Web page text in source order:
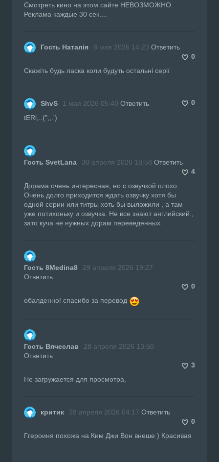
Смотреть кино на этом сайте НЕВОЗМОЖНО.
Реклама каждые 30 сек....
Гость Наталія 8 мая 2026 14:23 Ответить
0
Скажіть будь ласка коли будуть остальні серії
ShvS 1 мая 2026 05:40 Ответить
0
tERl,..(",,.')
Гость SvetLana 30 апреля 2026 18:58 Ответить
4
Дорама очень интересная, но с озвучкой плохо.
Очень долго приходится ждать озвучку хотя бы
одной серии или титры хоть бы выложили , а там
уже потихоньку и озвучка. Не все знают английский.,
зато куча не нужных дорам переведенных.
Гость 8Medina8
29 апреля 2026 19:27
Ответить
0
обалденно! спасибо за перевод
Гость Вячеслав
28 апреля 2026 13:50
Ответить
3
Не загружается для просмотра,
критик 28 апреля 2026 04:17 Ответить
0
Ггероиня похожа на Ким Джи Вон внеше ) Красивая